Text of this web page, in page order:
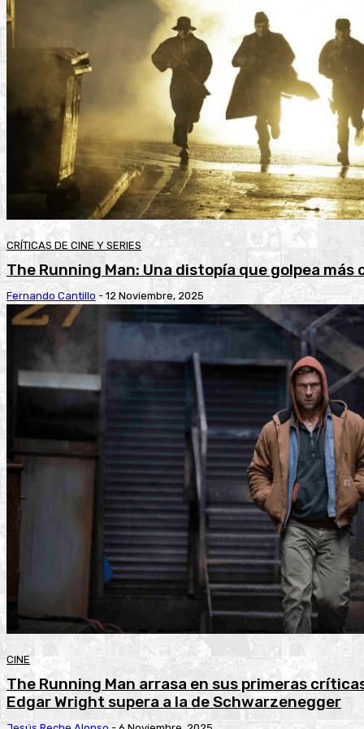
CRÍTICAS DE CINE Y SERIES
The Running Man: Una distopía que golpea más
Fernando Cantillo - 12 Noviembre, 2025
CINE
The Running Man arrasa en sus primeras
Edgar Wright supera a la de Schwarzenegger